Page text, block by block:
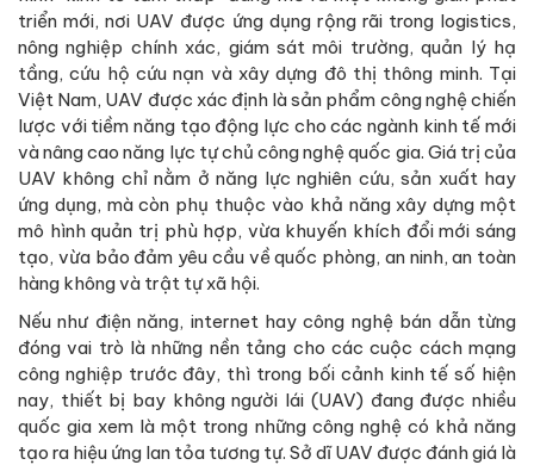
triển mới, nơi UAV được ứng dụng rộng rãi trong logistics,
nông nghiệp chính xác, giám sát môi trường, quản lý hạ
tầng, cứu hộ cứu nạn và xây dựng đô thị thông minh. Tại
Việt Nam, UAV được xác định là sản phẩm công nghệ chiến
lược với tiềm năng tạo động lực cho các ngành kinh tế mới
và nâng cao năng lực tự chủ công nghệ quốc gia. Giá trị của
UAV không chỉ nằm ở năng lực nghiên cứu, sản xuất hay
ứng dụng, mà còn phụ thuộc vào khả năng xây dựng một
mô hình quản trị phù hợp, vừa khuyến khích đổi mới sáng
tạo, vừa bảo đảm yêu cầu về quốc phòng, an ninh, an toàn
hàng không và trật tự xã hội.
Nếu như điện năng, internet hay công nghệ bán dẫn từng
đóng vai trò là những nền tảng cho các cuộc cách mạng
công nghiệp trước đây, thì trong bối cảnh kinh tế số hiện
nay, thiết bị bay không người lái (UAV) đang được nhiều
quốc gia xem là một trong những công nghệ có khả năng
tạo ra hiệu ứng lan tỏa tương tự. Sở dĩ UAV được đánh giá là